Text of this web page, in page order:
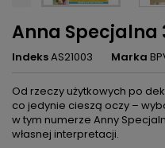
Anna Specjalna
IndeksAS21003 Marka
Od rzeczy użytkowych po
co jedynie cieszą oczy –
w tym numerze Anny
własnej interpretacji.